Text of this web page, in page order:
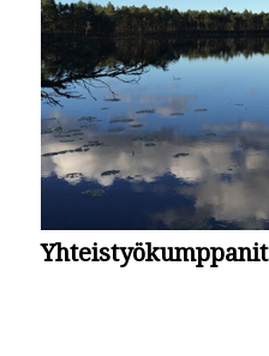
Yhteistyökumppanit